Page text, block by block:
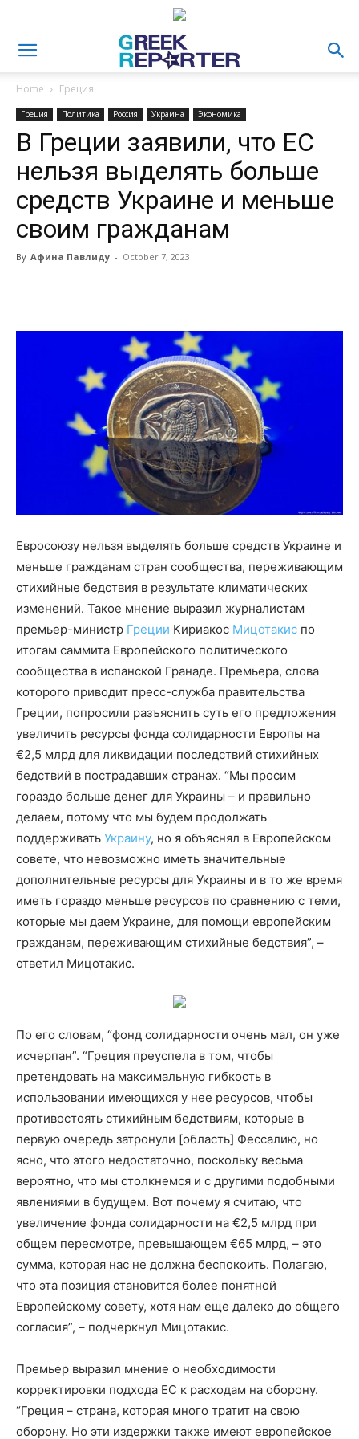
Home Греция
Греция Политика Россия Украина Экономика
В Греции заявили, что ЕС
нельзя выделять больше
средств Украине и меньше
своим гражданам
By Афина Павлиду - October 7, 2023
Евросоюзу нельзя выделять больше средств Украине и
меньше гражданам стран сообщества, переживающим
стихийные бедствия в результате климатических
изменений. Такое мнение выразил журналистам
премьер-министр Греции Кириакос Мицотакис по
итогам саммита Европейского политического
сообщества в испанской Гранаде. Премьера, слова
которого приводит пресс-служба правительства
Греции, попросили разъяснить суть его предложения
увеличить ресурсы фонда солидарности Европы на
€2,5 млрд для ликвидации последствий стихийных
бедствий в пострадавших странах. “Мы просим
гораздо больше денег для Украины – и правильно
делаем, потому что мы будем продолжать
поддерживать Украину, но я объяснял в Европейском
совете, что невозможно иметь значительные
дополнительные ресурсы для Украины и в то же время
иметь гораздо меньше ресурсов по сравнению с теми,
которые мы даем Украине, для помощи европейским
гражданам, переживающим стихийные бедствия”, –
ответил Мицотакис.
По его словам, “фонд солидарности очень мал, он уже
исчерпан”. “Греция преуспела в том, чтобы
претендовать на максимальную гибкость в
использовании имеющихся у нее ресурсов, чтобы
противостоять стихийным бедствиям, которые в
первую очередь затронули [область] Фессалию, но
ясно, что этого недостаточно, поскольку весьма
вероятно, что мы столкнемся и с другими подобными
явлениями в будущем. Вот почему я считаю, что
увеличение фонда солидарности на €2,5 млрд при
общем пересмотре, превышающем €65 млрд, – это
сумма, которая нас не должна беспокоить. Полагаю,
что эта позиция становится более понятной
Европейскому совету, хотя нам еще далеко до общего
согласия”, – подчеркнул Мицотакис.
Премьер выразил мнение о необходимости
корректировки подхода ЕС к расходам на оборону.
“Греция – страна, которая много тратит на свою
оборону. Но эти издержки также имеют европейское